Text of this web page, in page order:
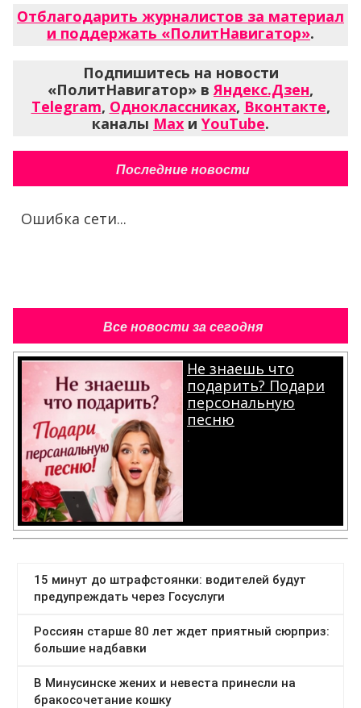
Отблагодарить журналистов за материал
и поддержать «ПолитНавигатор».
Подпишитесь на новости
«ПолитНавигатор» вЯндекс.Дзен,
Telegram, Одноклассниках, Вконтакте,
каналы Max и YouTube.
Последние новости
Ошибка сети...
Все новости за сегодня
Не знаешь что
подарить? Подари
персональную
песню
.